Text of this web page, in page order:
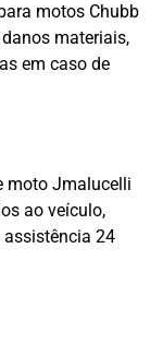
motos Chubb
materiais,
em caso de
moto Jmalucelli
ao veículo,
assistência 24